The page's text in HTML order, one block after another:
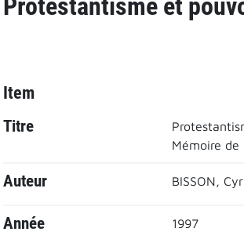
Protestantisme et
Item
Titre
Mémoire de
Auteur BISSON,
Année 1997